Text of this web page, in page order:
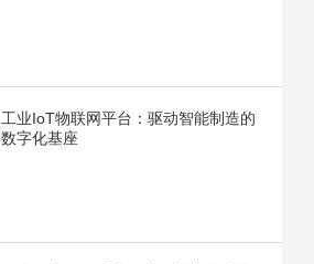
工业IoT物联网平台：驱动智能制造的
数字化基座